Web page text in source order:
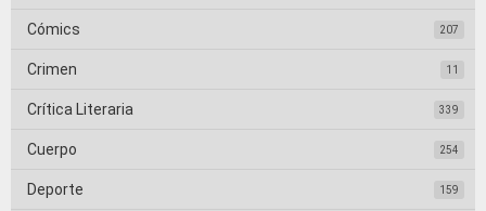
Cómics 207
Crimen 11
Crítica Literaria 339
Cuerpo 254
Deporte 159